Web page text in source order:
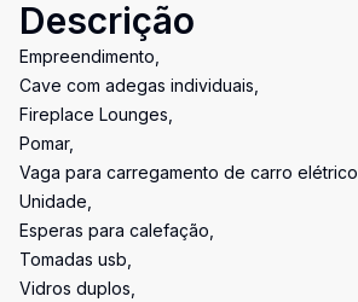
Descrição
Empreendimento,
Cave com adegas individuais,
Fireplace Lounges,
Pomar,
Vaga para carregamento de carro elétrico,
Unidade,
Esperas para calefação,
Tomadas usb,
Vidros duplos,